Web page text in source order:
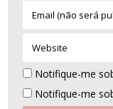
(não
publicado)*
Notifique-me
Notifique-me